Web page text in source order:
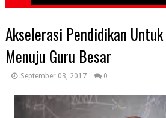
Akselerasi Pendidikan
Menuju Guru Besar
September 03, 2017 0